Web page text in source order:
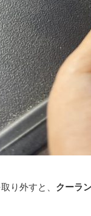
り外すと、 クーラ